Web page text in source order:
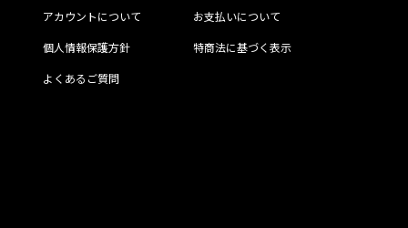
アカウントについて
お支払いについて
個人情報保護方針
特商法に基づく表示
よくあるご質問